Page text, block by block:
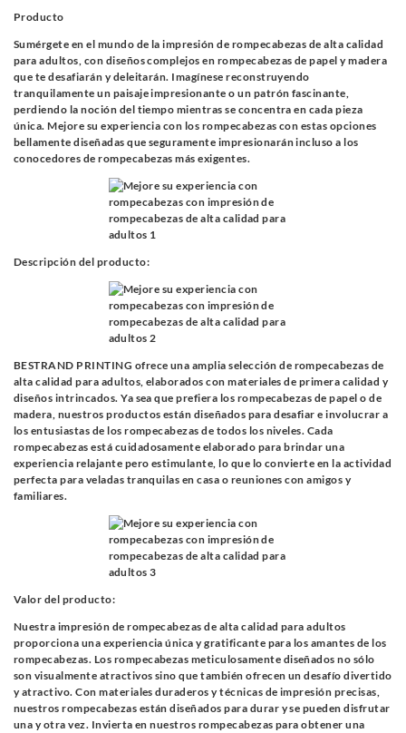
Producto
Sumérgete en el mundo de la impresión de rompecabezas de alta calidad
para adultos, con diseños complejos en rompecabezas de papel y madera
que te desafiarán y deleitarán. Imagínese reconstruyendo
tranquilamente un paisaje impresionante o un patrón fascinante,
perdiendo la noción del tiempo mientras se concentra en cada pieza
única. Mejore su experiencia con los rompecabezas con estas opciones
bellamente diseñadas que seguramente impresionarán incluso a los
conocedores de rompecabezas más exigentes.
Descripción del producto:
BESTRAND PRINTING ofrece una amplia selección de rompecabezas de
alta calidad para adultos, elaborados con materiales de primera calidad y
diseños intrincados. Ya sea que prefiera los rompecabezas de papel o de
madera, nuestros productos están diseñados para desafiar e involucrar a
los entusiastas de los rompecabezas de todos los niveles. Cada
rompecabezas está cuidadosamente elaborado para brindar una
experiencia relajante pero estimulante, lo que lo convierte en la actividad
perfecta para veladas tranquilas en casa o reuniones con amigos y
familiares.
Valor del producto:
Nuestra impresión de rompecabezas de alta calidad para adultos
proporciona una experiencia única y gratificante para los amantes de los
rompecabezas. Los rompecabezas meticulosamente diseñados no sólo
son visualmente atractivos sino que también ofrecen un desafío divertido
y atractivo. Con materiales duraderos y técnicas de impresión precisas,
nuestros rompecabezas están diseñados para durar y se pueden disfrutar
una y otra vez. Invierta en nuestros rompecabezas para obtener una